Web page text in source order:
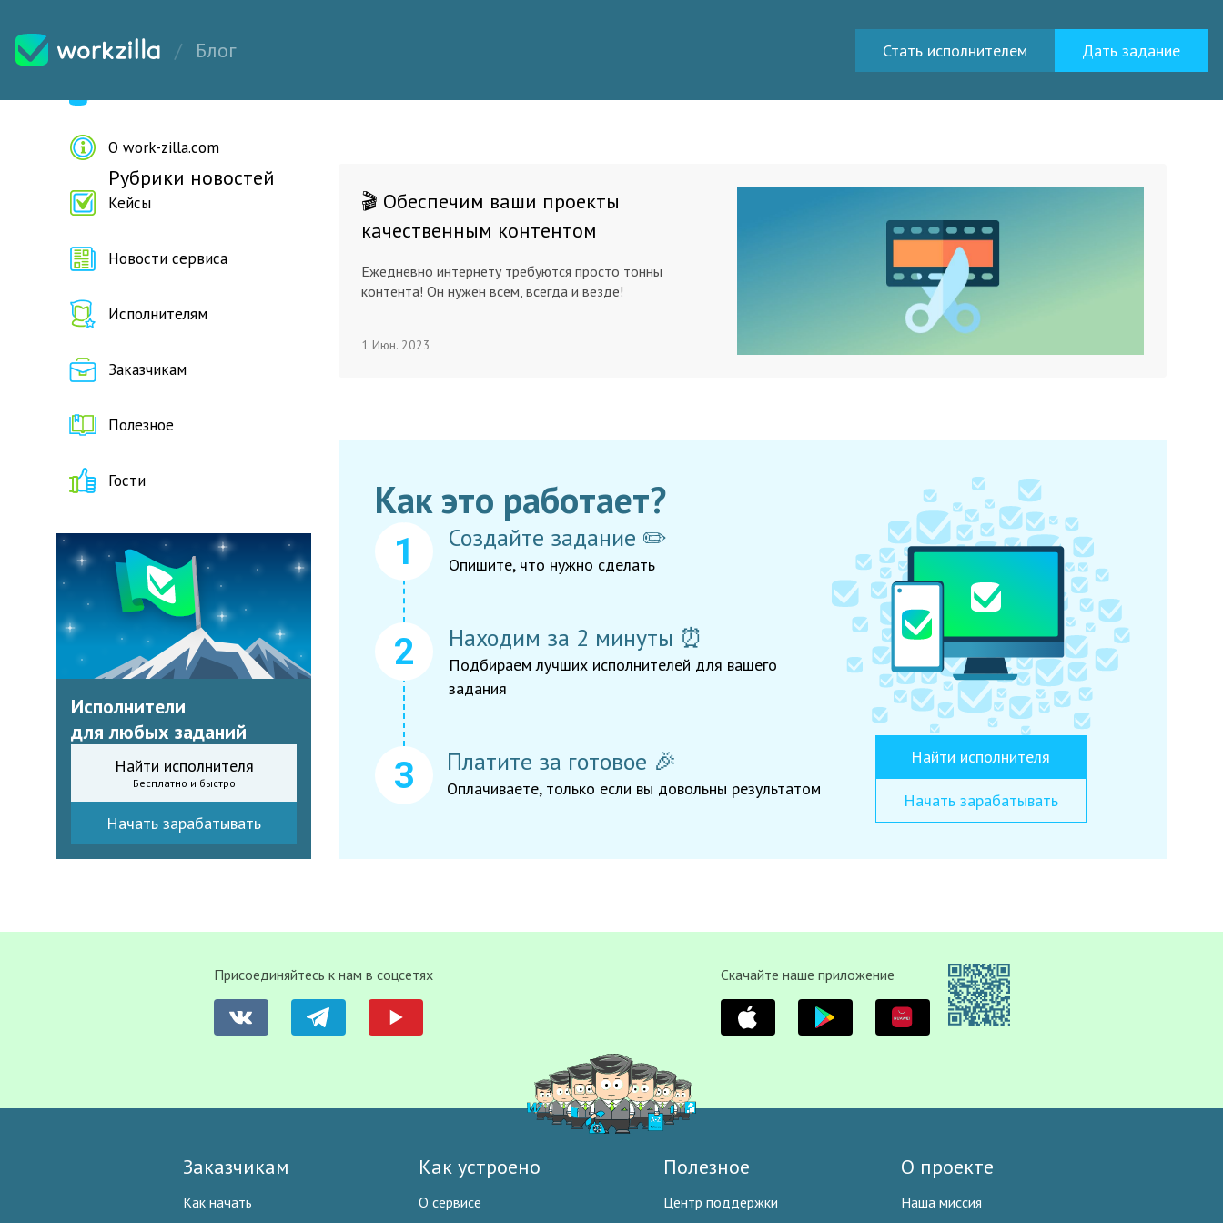
Блог Стать исполнителем Дать задание
Рубрики новостей
О work-zilla.com
Кейсы
Новости сервиса
Исполнителям
Заказчикам
Полезное
Гости
Исполнители
для любых заданий
Найти исполнителя
Бесплатно и быстро
Начать зарабатывать
🎬 Обеспечим ваши проекты
качественным контентом
Ежедневно интернету требуются просто тонны
контента! Он нужен всем, всегда и везде!
1 Июн. 2023
Как это работает?
Создайте задание ✏️
Опишите, что нужно сделать
Находим за 2 минуты ⏰
Подбираем лучших исполнителей для вашего
задания
Платите за готовое 🎉
Оплачиваете, только если вы довольны результатом
Найти исполнителя
Начать зарабатывать
Присоединяйтесь к нам в соцсетях Скачайте наше приложение
Заказчикам
Как начать
Как устроено
О сервисе
Полезное
Центр поддержки
О проекте
Наша миссия